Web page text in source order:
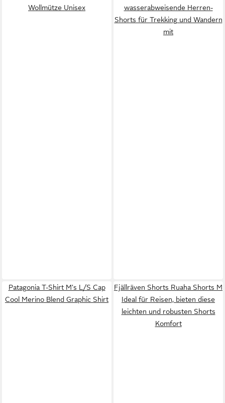
Wollmütze Unisex
wasserabweisende Herren-
Shorts für Trekking und Wandern
mit
Patagonia T-Shirt M's L/S Cap
Cool Merino Blend Graphic Shirt
Fjällräven Shorts Ruaha Shorts M
Ideal für Reisen, bieten diese
leichten und robusten Shorts
Komfort